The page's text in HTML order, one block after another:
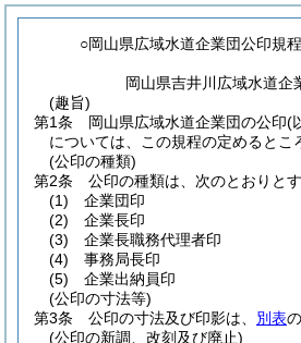
○岡山県広域水道企業団公印規程
岡山県吉井川広域水道企
(趣旨)
第1条
岡山県広域水道企業団の公印(
については、この規程の定めるとこ
(公印の種類)
第2条
公印の種類は、次のとおりとす
(1)
企業団印
(2)
企業長印
(3)
企業長職務代理者印
(4)
事務局長印
(5)
企業出納員印
(公印の寸法等)
第3条
公印の寸法及び印影は、 別表
(公印の新調、改刻及び廃止)